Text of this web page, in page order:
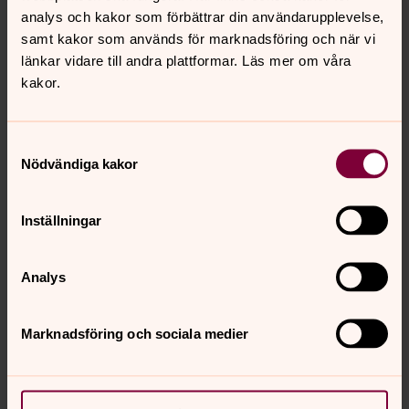
analys och kakor som förbättrar din användarupplevelse,
samt kakor som används för marknadsföring och när vi
länkar vidare till andra plattformar. Läs mer om våra
kakor.
Nödvändiga kakor
Inställningar
Analys
Marknadsföring och sociala medier
Sudrets pastorat
församlingar; Hoburg, Havdhem, Alva, Hemse & Rone
församling Välkommen hit för att ta del av innehållet på
vår hemsida. Undrar du över något? Välkommen att
kontakta oss.